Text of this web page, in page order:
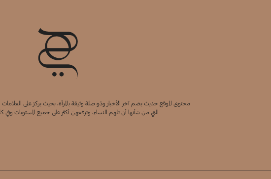
محتوى الموقع حديث يضم آخر الأخبار وذو صلة وثيقة بالمرأة، بحيث يركز على العلامات
التي من شأنها أن تلهم النساء، وترفعهن أكثر على جميع المستويات